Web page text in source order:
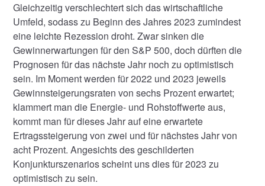
Gleichzeitig verschlechtert sich das wirtschaftliche
Umfeld, sodass zu Beginn des Jahres 2023 zumindest
eine leichte Rezession droht. Zwar sinken die
Gewinnerwartungen für den S&P 500, doch dürften die
Prognosen für das nächste Jahr noch zu optimistisch
sein. Im Moment werden für 2022 und 2023 jeweils
Gewinnsteigerungsraten von sechs Prozent erwartet;
klammert man die Energie- und Rohstoffwerte aus,
kommt man für dieses Jahr auf eine erwartete
Ertragssteigerung von zwei und für nächstes Jahr von
acht Prozent. Angesichts des geschilderten
Konjunkturszenarios scheint uns dies für 2023 zu
optimistisch zu sein.